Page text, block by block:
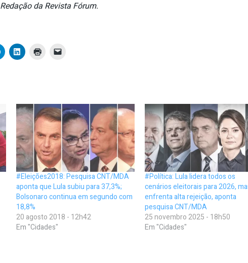
Redação da Revista Fórum.
#Eleições2018: Pesquisa CNT/MDA
aponta que Lula subiu para 37,3%;
Bolsonaro continua em segundo com
18,8%
20 agosto 2018 - 12h42
Em "Cidades"
#Política: Lula lidera todos os
cenários eleitorais para 2026,
enfrenta alta rejeição, aponta
pesquisa CNT/MDA
25 novembro 2025 - 18h50
Em "Cidades"